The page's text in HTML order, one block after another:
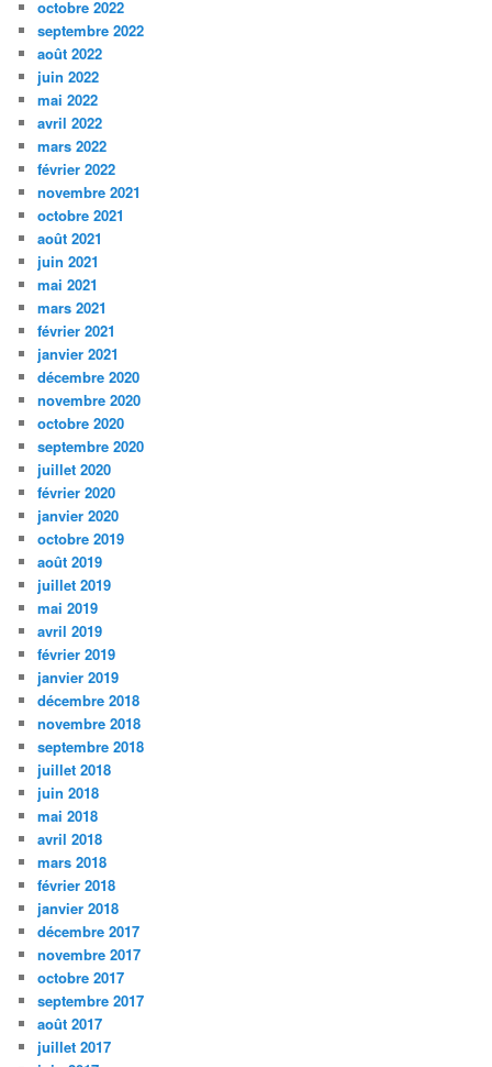
octobre 2022
septembre 2022
août 2022
juin 2022
mai 2022
avril 2022
mars 2022
février 2022
novembre 2021
octobre 2021
août 2021
juin 2021
mai 2021
mars 2021
février 2021
janvier 2021
décembre 2020
novembre 2020
octobre 2020
septembre 2020
juillet 2020
février 2020
janvier 2020
octobre 2019
août 2019
juillet 2019
mai 2019
avril 2019
février 2019
janvier 2019
décembre 2018
novembre 2018
septembre 2018
juillet 2018
juin 2018
mai 2018
avril 2018
mars 2018
février 2018
janvier 2018
décembre 2017
novembre 2017
octobre 2017
septembre 2017
août 2017
juillet 2017